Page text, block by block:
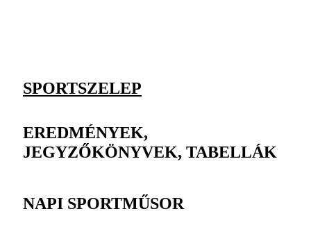
SPORTSZELEP
EREDMÉNYEK,
JEGYZŐKÖNYVEK, TABELLÁK
NAPI SPORTMŰSOR